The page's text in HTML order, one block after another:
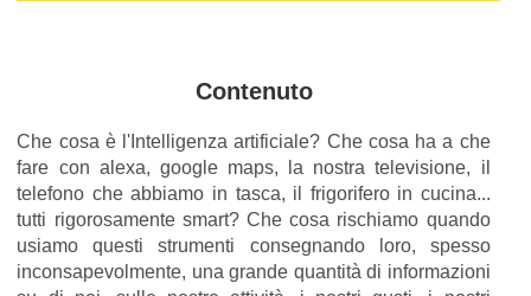
Contenuto
Che cosa è l'Intelligenza artificiale? Che cosa ha a che
fare con alexa, google maps, la nostra televisione, il
telefono che abbiamo in tasca, il frigorifero in cucina...
tutti rigorosamente smart? Che cosa rischiamo quando
usiamo questi strumenti consegnando loro, spesso
inconsapevolmente, una grande quantità di informazioni